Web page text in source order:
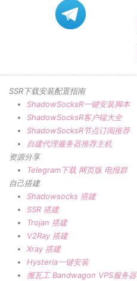
SSR下载安装配置指南
ShadowSocksR一键安装脚本
ShadowSocksR客户端大全
ShadowSocksR节点订阅推荐
自建代理服务器推荐主机
资源分享
Telegram下载 网页版 电报群
自己搭建
Shadowsocks 搭建
SSR 搭建
Trojan 搭建
V2Ray 搭建
Xray 搭建
Hysteria一键安装
搬瓦工 Bandwagon VPS服务器